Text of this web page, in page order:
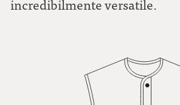
incredibilmente versatile.